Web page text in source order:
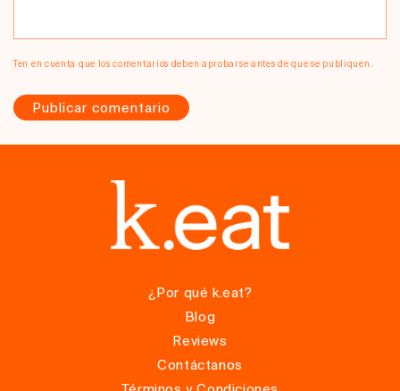
Ten en cuenta que los comentarios deben aprobarse antes de que se publiquen.
¿Por qué k.eat?
Blog
Reviews
Contáctanos